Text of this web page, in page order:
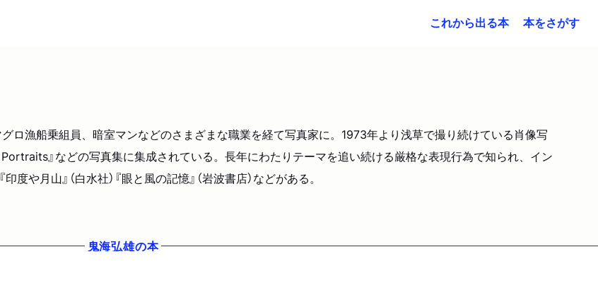
これから出る本 本をさがす
ロ漁船乗組員、暗室マンなどのさまざまな職業を経て写真家に。1973年より浅草で撮り続けている肖像写
Portraits』などの写真集に集成されている。長年にわたりテーマを追い続ける厳格な表現行為で知られ、イン
月山』（白水社）『眼と風の記憶』（岩波書店）などがある。
鬼海弘雄の本